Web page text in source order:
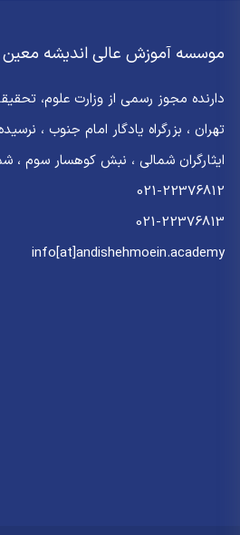
موسسه آموزش عالی اندیشه معین
دارنده مجوز رسمی از وزارت علوم،
تهران ، بزرگراه یادگار امام جنوب ،
ایثارگران شمالی ، نبش کوهسار سوم ،
021-22376812
021-22376813
info[at]andishehmoein.academy